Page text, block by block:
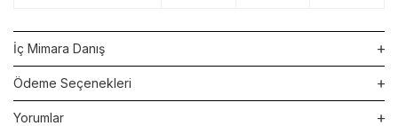
İç Mimara Danış
Ödeme Seçenekleri
Yorumlar